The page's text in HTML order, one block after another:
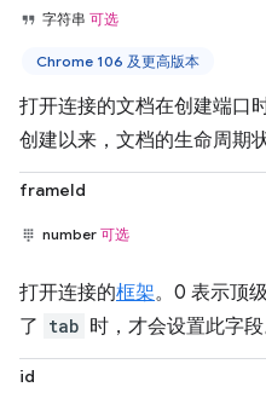
字符串 可选
Chrome 106 及更高版本
打开连接的文档在创建端口
创建以来，文档的生命周期
frameId
number 可选
打开连接的框架。0 表示顶
了 tab 时，才会设置此字段
id